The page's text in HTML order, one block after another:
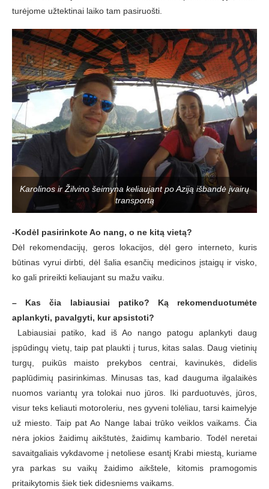
turėjome užtektinai laiko tam pasiruošti.
Karolinos ir Žilvino šeimyna keliaujant po Aziją išbandė įvairų
transportą
-Kodėl pasirinkote Ao nang, o ne kitą vietą?
Dėl rekomendacijų, geros lokacijos, dėl gero interneto, kuris
būtinas vyrui dirbti, dėl šalia esančių medicinos įstaigų ir visko,
ko gali prireikti keliaujant su mažu vaiku.
– Kas čia labiausiai patiko? Ką rekomenduotumėte
aplankyti, pavalgyti, kur apsistoti?
Labiausiai patiko, kad iš Ao nango patogu aplankyti daug
įspūdingų vietų, taip pat plaukti į turus, kitas salas. Daug vietinių
turgų, puikūs maisto prekybos centrai, kavinukės, didelis
paplūdimių pasirinkimas. Minusas tas, kad dauguma ilgalaikės
nuomos variantų yra tolokai nuo jūros. Iki parduotuvės, jūros,
visur teks keliauti motoroleriu, nes gyveni tolėliau, tarsi kaimelyje
už miesto. Taip pat Ao Nange labai trūko veiklos vaikams. Čia
nėra jokios žaidimų aikštutės, žaidimų kambario. Todėl neretai
savaitgaliais vykdavome į netoliese esantį Krabi miestą, kuriame
yra parkas su vaikų žaidimo aikštele, kitomis pramogomis
pritaikytomis šiek tiek didesniems vaikams.